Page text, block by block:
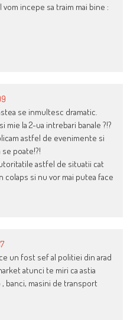
incepe sa traim mai bine :
se inmultesc dramatic.
mie la 2-ua intrebari banale ?!?
astfel de evenimente si
poate!?!
astfel de situatii cat
colaps si nu vor mai putea face
un fost sef al politiei din arad
atunci te miri ca astia
banci, masini de transport